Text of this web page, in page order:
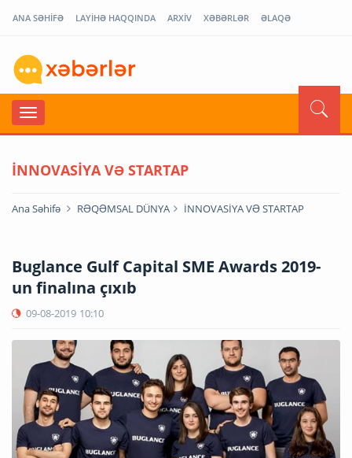
ANA SƏHİFƏ LAYİHƏ HAQQINDA ARXİV XƏBƏRLƏR ƏLAQƏ
İNNOVASİYA VƏ STARTAP
Ana Səhifə RƏQƏMSAL DÜNYA İNNOVASİYA VƏ STARTAP
Buglance Gulf Capital SME Awards 2019-
un finalına çıxıb
09-08-2019 10:10